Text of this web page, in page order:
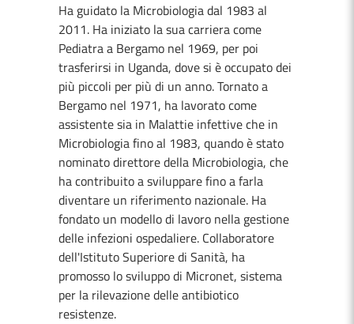
Ha guidato la Microbiologia dal 1983 al
2011. Ha iniziato la sua carriera come
Pediatra a Bergamo nel 1969, per poi
trasferirsi in Uganda, dove si è occupato dei
più piccoli per più di un anno. Tornato a
Bergamo nel 1971, ha lavorato come
assistente sia in Malattie infettive che in
Microbiologia fino al 1983, quando è stato
nominato direttore della Microbiologia, che
ha contribuito a sviluppare fino a farla
diventare un riferimento nazionale. Ha
fondato un modello di lavoro nella gestione
delle infezioni ospedaliere. Collaboratore
dell'Istituto Superiore di Sanità, ha
promosso lo sviluppo di Micronet, sistema
per la rilevazione delle antibiotico
resistenze.